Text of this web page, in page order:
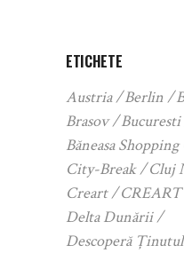
ETICHETE
Austria Berlin
Brasov
Bucuresti
Băneasa
City-Break
Cluj
Creart
Delta Dunării
Descoperă